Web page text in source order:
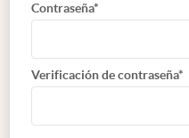
Contraseña*
Verificación de contraseña*